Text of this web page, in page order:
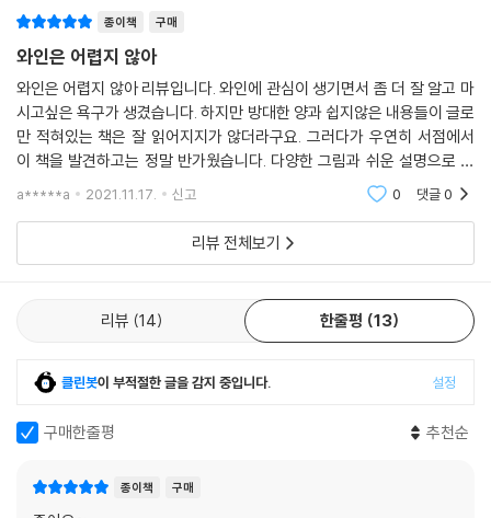
종이책 구매
와인은 어렵지 않아
와인은 어렵지 않아 리뷰입니다. 와인에 관심이 생기면서 좀 더 잘 알고 마
시고싶은 욕구가 생겼습니다. 하지만 방대한 양과 쉽지않은 내용들이 글로
만 적혀있는 책은 잘 읽어지지가 않더라구요. 그러다가 우연히 서점에서
이 책을 발견하고는 정말 반가웠습니다. 다양한 그림과 쉬운 설명으로 어
렵지않게 술술 읽을 수 있었어요. 와인에 대한 기본상식을 늘리는데는 충
a*****a 2021.11.17. 신고 0 댓글0
리뷰 전체보기
리뷰 14 한줄평 13
클린봇이 부적절한 글을 감지 중입니다. 설정
구매한줄평 추천순
종이책 구매